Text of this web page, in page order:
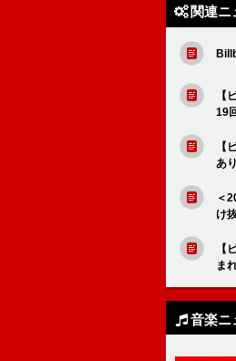
関連ニ
【
19
【
あり
＜
け
【
ま
音楽ニ